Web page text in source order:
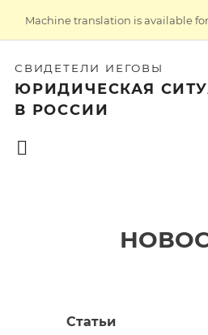
Machine translation is available
СВИДЕТЕЛИ ИЕГОВЫ
ЮРИДИЧЕСКАЯ
В РОССИИ
Статьи